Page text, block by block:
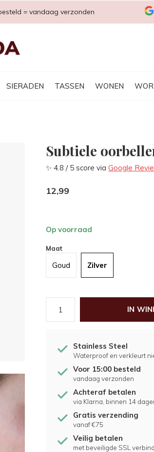
SIERADEN TASSEN WONEN
= vandaag verzonden
Subtiele
✨ 4.8 / 5 score via Google
12,99
Op voorraad
Maat
Goud Zilver
IN
Stainless Steel
Waterproof en verkleurt
Voor 15:00 besteld
vandaag verzonden
Achteraf betalen
via Klarna, binnen 14
Gratis verzending
vanaf €75
Veilig betalen
met beveiligde SSL